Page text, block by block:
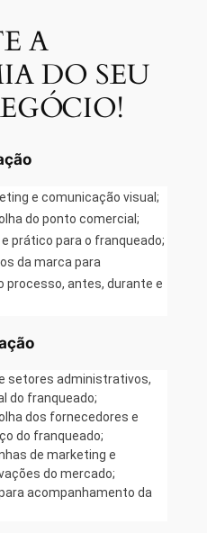
A
DO SEU
e comunicação visual;
do ponto comercial;
prático para o franqueado;
da marca para
processo, antes, durante e
setores administrativos,
do franqueado;
dos fornecedores e
do franqueado;
de marketing e
do mercado;
acompanhamento da